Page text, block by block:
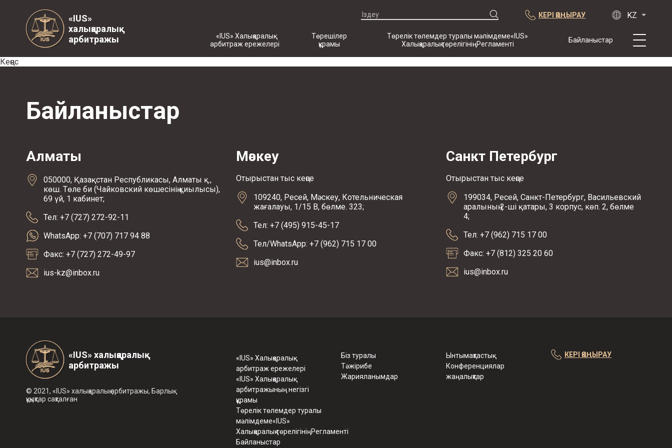
«IUS»
халықаралық
арбитражы
КЕРІ ҚОҢЫРАУ
«IUS» Халықаралық
арбитраж ережелері
Төрешілер
құрамы
Төрелік төлемдер туралы мәлімдеме«IUS»
Халықаралық төрелігініңРегламенті
Байланыстар
Біз туралы
Арбитраждық
тармақпен
үлгісі
Кеңес
Байланыстар
Алматы
050000, Қазақстан Республикасы, Алматы қ.,
көш. Төле би (Чайковский көшесінің қиылысы),
69 үй, 1 кабинет;
Тел: +7 (727) 272-92-11
WhatsApp: +7 (707) 717 94 88
Факс: +7 (727) 272-49-97
ius-kz@inbox.ru
Мәскеу
Отырыстан тыс кеңсе
109240, Ресей, Мәскеу, Котельническая
жағалауы, 1/15 В, бөлме. 323;
Тел: +7 (495) 915-45-17
Тел/WhatsApp: +7 (962) 715 17 00
ius@inbox.ru
Санкт Петербург
Отырыстан тыс кеңсе
199034, Ресей, Санкт-Петербург, Васильевский
аралының 2-ші қатары, 3 корпус, көп. 2, бөлме
4;
Тел: +7 (962) 715 17 00
Факс: +7 (812) 325 20 60
ius@inbox.ru
«IUS» халықаралық
арбитражы
© 2021, «IUS» халықаралық арбитражы, Барлық
құқықтар сақталған
«IUS» Халықаралық
арбитраж ережелері
«IUS» Халықаралық
арбитражының негізгі
құрамы
Төрелік төлемдер туралы
мәлімдеме«IUS»
Халықаралық төрелігініңРегламенті
Байланыстар
Біз туралы
Тәжірибе
Жарияланымдар
Ынтымақтастық
Конференциялар
жаңалықтар
КЕРІ ҚОҢЫРАУ